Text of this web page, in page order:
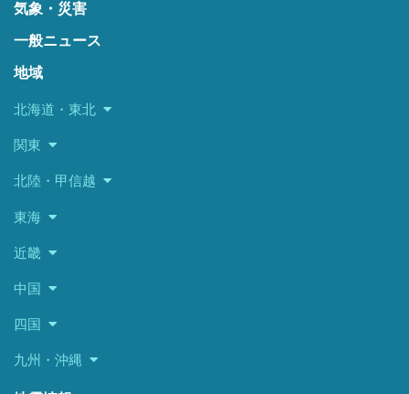
気象・災害
一般ニュース
地域
北海道・東北
関東
北陸・甲信越
東海
近畿
中国
四国
九州・沖縄